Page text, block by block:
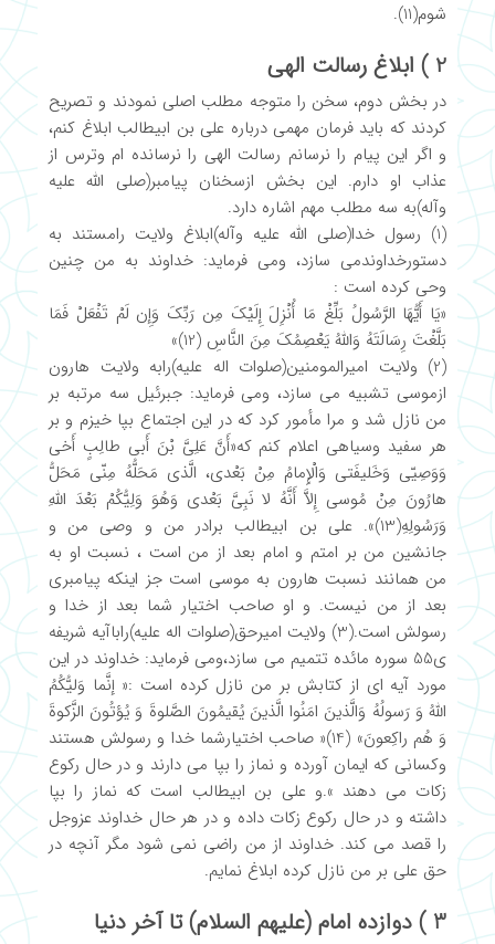
شوم(11).
2 ) ابلاغ رسالت الهی
در بخش دوم، سخن را متوجه مطلب اصلی نمودند و تصریح
کردند که باید فرمان مهمی درباره علی بن ابیطالب ابلاغ کنم،
و اگر این پیام را نرسانم رسالت الهی را نرسانده ام وترس از
عذاب او دارم. این بخش ازسخنان پیامبر(صلی الله علیه
وآله)به سه مطلب مهم اشاره دارد.
(1) رسول خدا(صلی الله علیه وآله)ابلاغ ولایت رامستند به
دستورخداوندمی سازد، ومی فرماید: خداوند به من چنین
وحی کرده است :
«یَا أَیُّهَا الرَّسُولُ بَلِّغْ مَا أُنْزِلَ إِلَیْکَ مِن رَبِّکَ وَإِن لَمْ تَفْعَلْ فَمَا
بَلَّغْتَ رِسَالَتَهُ وَاللّهُ یَعْصِمُکَ مِنَ النَّاسِ (12)»
(2) ولایت امیرالمومنین(صلوات اله علیه)رابه ولایت هارون
ازموسی تشبیه می سازد، ومی فرماید: جبرئیل سه مرتبه بر
من نازل شد و مرا مأمور کرد که در این اجتماع بپا خیزم و بر
هر سفید وسیاهی اعلام کنم که«أَنَّ عَلِیَّ بْنَ أَبی طالِبٍ أَخی
وَوَصِیّی وَخَلیفَتی وَالْإِمامُ مِنْ بَعْدی، الَّذی مَحَلُّهُ مِنّی مَحَلُّ
هارُونَ مِنْ مُوسى إِلاَّ أَنَّهُ لا نَبِىَّ بَعْدی وَهُوَ وَلِیُّکُمْ بَعْدَ اللَّهِ
وَرَسُولِهِ(13)». علی بن ابیطالب برادر من و وصی من و
جانشین من بر امتم و امام بعد از من است ، نسبت او به
من همانند نسبت هارون به موسی است جز اینکه پیامبری
بعد از من نیست. و او صاحب اختیار شما بعد از خدا و
رسولش است.(3) ولایت امیرحق(صلوات اله علیه)راباآیه شریفه
ی55 سوره مائده تتمیم می سازد،ومی فرماید: خداوند در این
مورد آیه ای از کتابش بر من نازل کرده است :« إنَّما وَلیُّکُمُ
اللهُ وَ رَسولُهُ وَالَّذینَ امَنُوا الَّذینَ یُقیمُونَ الصَّلوةَ وَ یُؤتُونَ الزَّکوةَ
وَ هُم راکِعونَ» (14)« صاحب اختیارشما خدا و رسولش هستند
وکسانی که ایمان آورده و نماز را بپا می دارند و در حال رکوع
زکات می دهند ».و علی بن ابیطالب است که نماز را بپا
داشته و در حال رکوع زکات داده و در هر حال خداوند عزوجل
را قصد می کند. خداوند از من راضی نمی شود مگر آنچه در
حق علی بر من نازل کرده ابلاغ نمایم.
3 ) دوازده امام (علیهم السلام) تا آخر دنیا